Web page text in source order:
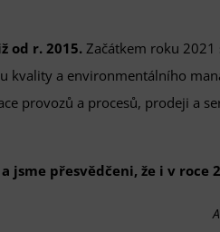
od r. 2015. Začátkem roku
kvality a environmentálního
provozů a procesů, prodeji a
přesvědčeni, že i v roce